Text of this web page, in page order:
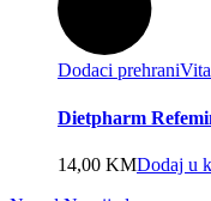
Dodaci prehrani
Dietpharm
14,00 KMDodaj u